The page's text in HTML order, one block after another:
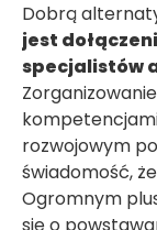
Dobrą
jest
specjalistów
rozwojowym
świadomość,
Ogromnym